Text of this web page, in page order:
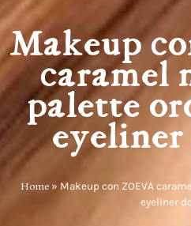
Makeup
caramel
palette
eyeliner
Home » Makeup con ZOEVA
eyeliner